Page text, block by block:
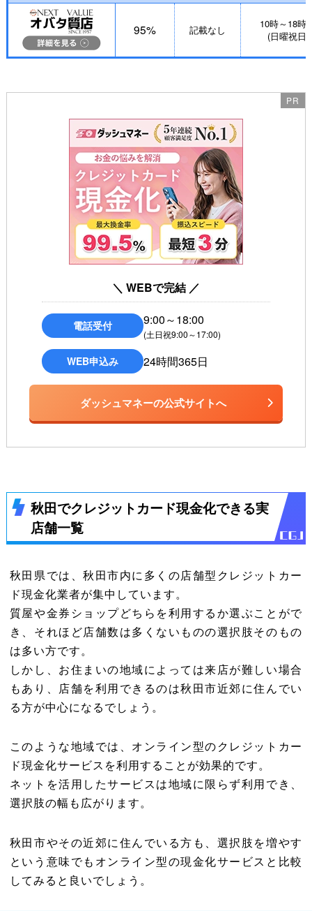
95% 記載なし
10時～18時
(日曜祝日
＼ WEBで完結 ／
電話受付 9:00～18:00
(土日祝9:00～17:00)
WEB申込み 24時間365日
ダッシュマネーの公式サイトへ
秋田でクレジットカード現金化できる実
店舗一覧
秋田県では、秋田市内に多くの店舗型クレジットカー
ド現金化業者が集中しています。
質屋や金券ショップどちらを利用するか選ぶことがで
き、それほど店舗数は多くないものの選択肢そのもの
は多い方です。
しかし、お住まいの地域によっては来店が難しい場合
もあり、店舗を利用できるのは秋田市近郊に住んでい
る方が中心になるでしょう。
このような地域では、オンライン型のクレジットカー
ド現金化サービスを利用することが効果的です。
ネットを活用したサービスは地域に限らず利用でき、
選択肢の幅も広がります。
秋田市やその近郊に住んでいる方も、選択肢を増やす
という意味でもオンライン型の現金化サービスと比較
してみると良いでしょう。